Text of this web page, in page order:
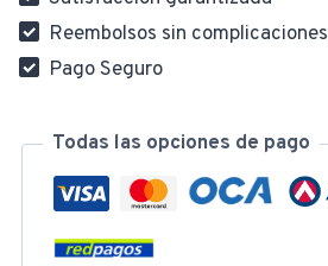
THTS7308
cantidad
Reembolsos sin complicaciones
Pago Seguro
Todas las opciones de pago